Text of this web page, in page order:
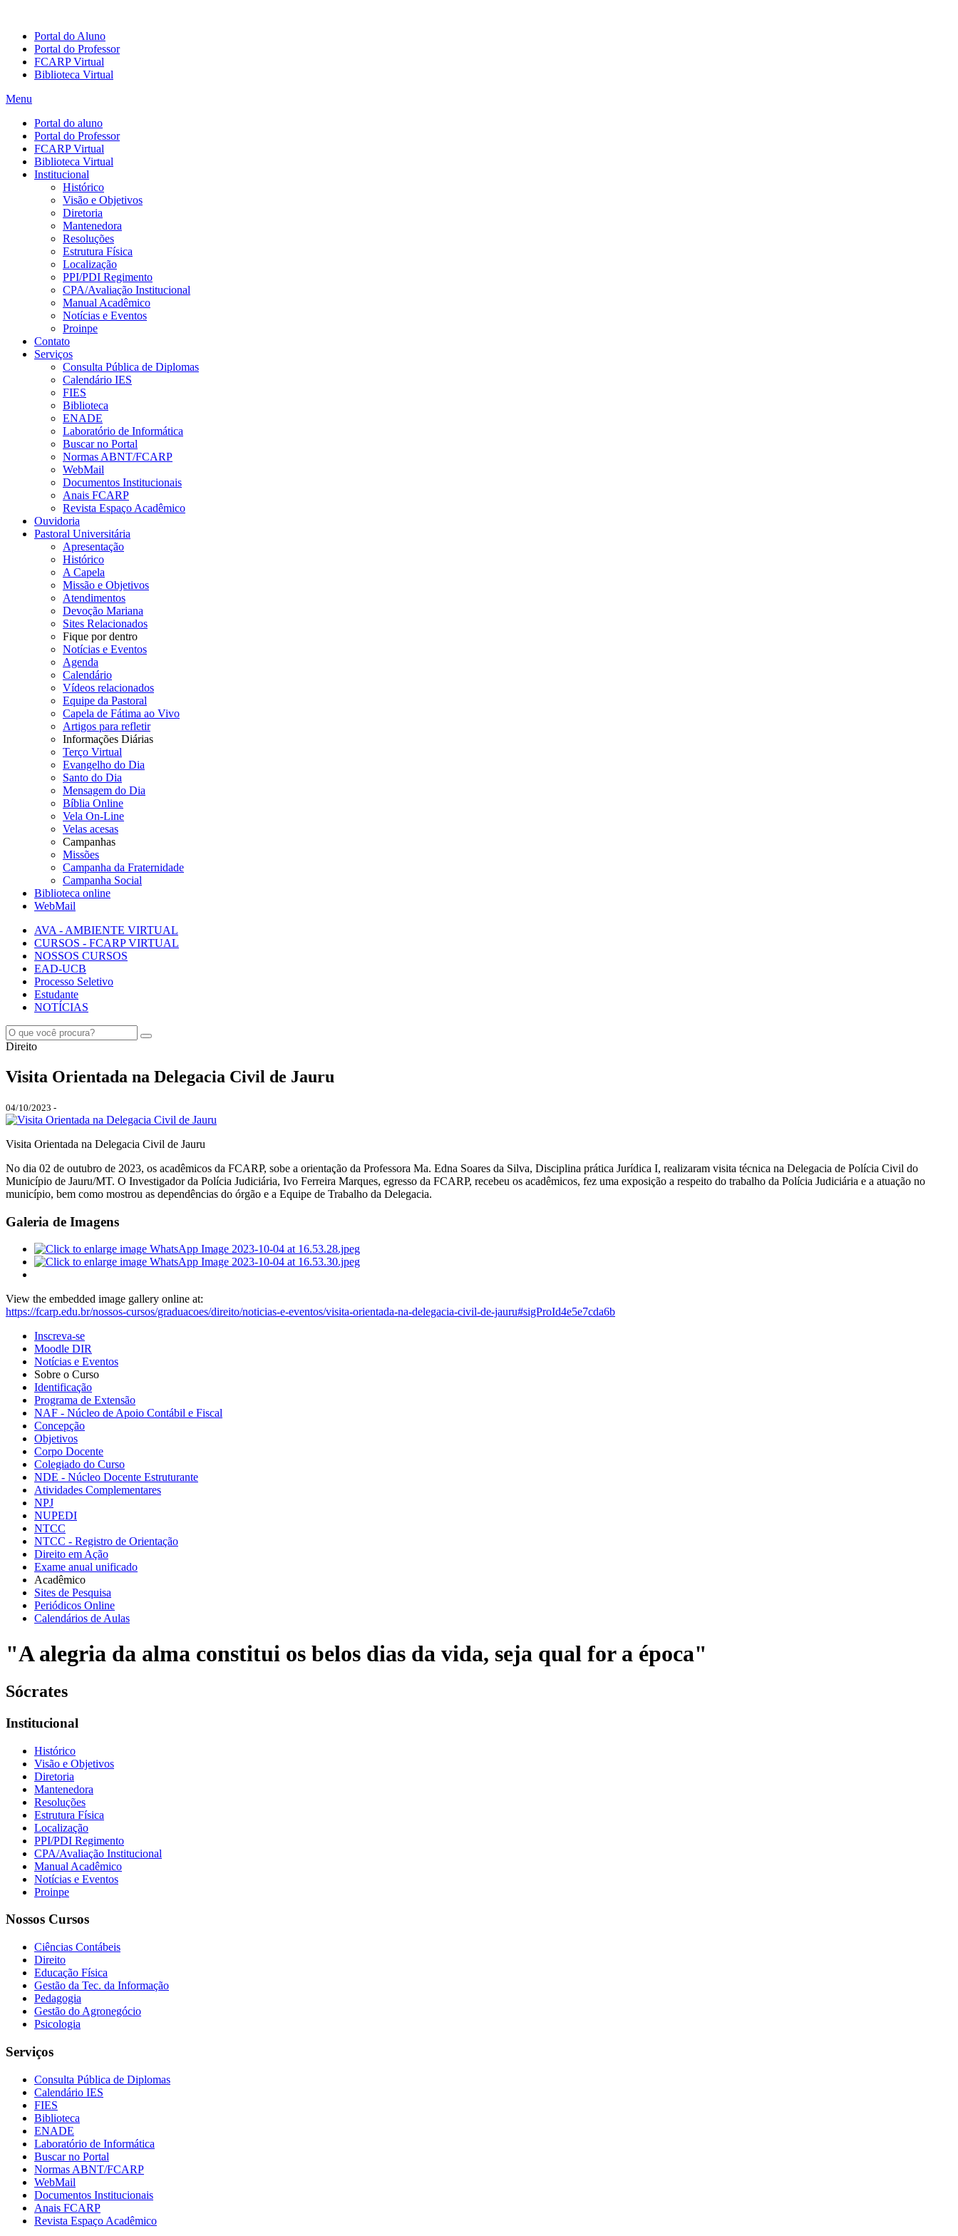
Portal do Aluno
Portal do Professor
FCARP Virtual
Biblioteca Virtual
Menu
Portal do aluno
Portal do Professor
FCARP Virtual
Biblioteca Virtual
Institucional
Histórico
Visão e Objetivos
Diretoria
Mantenedora
Resoluções
Estrutura Física
Localização
PPI/PDI Regimento
CPA/Avaliação Institucional
Manual Acadêmico
Notícias e Eventos
Proinpe
Contato
Serviços
Consulta Pública de Diplomas
Calendário IES
FIES
Biblioteca
ENADE
Laboratório de Informática
Buscar no Portal
Normas ABNT/FCARP
WebMail
Documentos Institucionais
Anais FCARP
Revista Espaço Acadêmico
Ouvidoria
Pastoral Universitária
Apresentação
Histórico
A Capela
Missão e Objetivos
Atendimentos
Devoção Mariana
Sites Relacionados
Fique por dentro
Notícias e Eventos
Agenda
Calendário
Vídeos relacionados
Equipe da Pastoral
Capela de Fátima ao Vivo
Artigos para refletir
Informações Diárias
Terço Virtual
Evangelho do Dia
Santo do Dia
Mensagem do Dia
Bíblia Online
Vela On-Line
Velas acesas
Campanhas
Missões
Campanha da Fraternidade
Campanha Social
Biblioteca online
WebMail
AVA - AMBIENTE VIRTUAL
CURSOS - FCARP VIRTUAL
NOSSOS CURSOS
EAD-UCB
Processo Seletivo
Estudante
NOTÍCIAS
Direito
Visita Orientada na Delegacia Civil de Jauru
04/10/2023 -
Visita Orientada na Delegacia Civil de Jauru
No dia 02 de outubro de 2023, os acadêmicos da FCARP, sobe a orientação da Professora Ma. Edna Soares da Silva, Disciplina prática Jurídica I, realizaram visita técnica na Delegacia de Polícia Civil do
Município de Jauru/MT. O Investigador da Polícia Judiciária, Ivo Ferreira Marques, egresso da FCARP, recebeu os acadêmicos, fez uma exposição a respeito do trabalho da Polícia Judiciária e a atuação no
município, bem como mostrou as dependências do órgão e a Equipe de Trabalho da Delegacia.
Galeria de Imagens
View the embedded image gallery online at:
https://fcarp.edu.br/nossos-cursos/graduacoes/direito/noticias-e-eventos/visita-orientada-na-delegacia-civil-de-jauru#sigProId4e5e7cda6b
Inscreva-se
Moodle DIR
Notícias e Eventos
Sobre o Curso
Identificação
Programa de Extensão
NAF - Núcleo de Apoio Contábil e Fiscal
Concepção
Objetivos
Corpo Docente
Colegiado do Curso
NDE - Núcleo Docente Estruturante
Atividades Complementares
NPJ
NUPEDI
NTCC
NTCC - Registro de Orientação
Direito em Ação
Exame anual unificado
Acadêmico
Sites de Pesquisa
Periódicos Online
Calendários de Aulas
"A alegria da alma constitui os belos dias da vida, seja qual for a época"
Sócrates
Institucional
Histórico
Visão e Objetivos
Diretoria
Mantenedora
Resoluções
Estrutura Física
Localização
PPI/PDI Regimento
CPA/Avaliação Institucional
Manual Acadêmico
Notícias e Eventos
Proinpe
Nossos Cursos
Ciências Contábeis
Direito
Educação Física
Gestão da Tec. da Informação
Pedagogia
Gestão do Agronegócio
Psicologia
Serviços
Consulta Pública de Diplomas
Calendário IES
FIES
Biblioteca
ENADE
Laboratório de Informática
Buscar no Portal
Normas ABNT/FCARP
WebMail
Documentos Institucionais
Anais FCARP
Revista Espaço Acadêmico